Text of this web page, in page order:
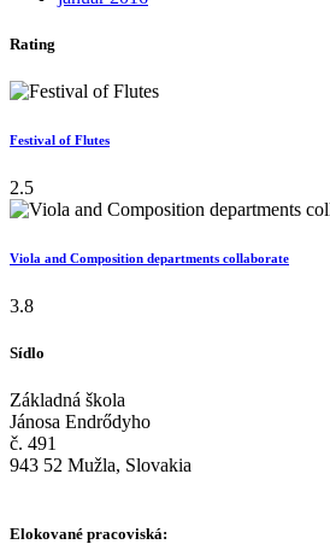
Rating
Festival of Flutes
2.5
Viola and Composition departments collaborate
3.8
Sídlo
Základná škola
Jánosa Endrődyho
č. 491
943 52 Mužla, Slovakia
Elokované pracoviská: